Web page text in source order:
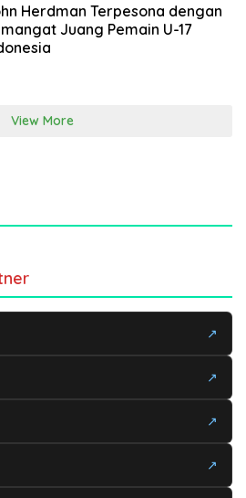
Herdman Terpesona dengan
Juang Pemain U-17
View More
↗
↗
↗
↗